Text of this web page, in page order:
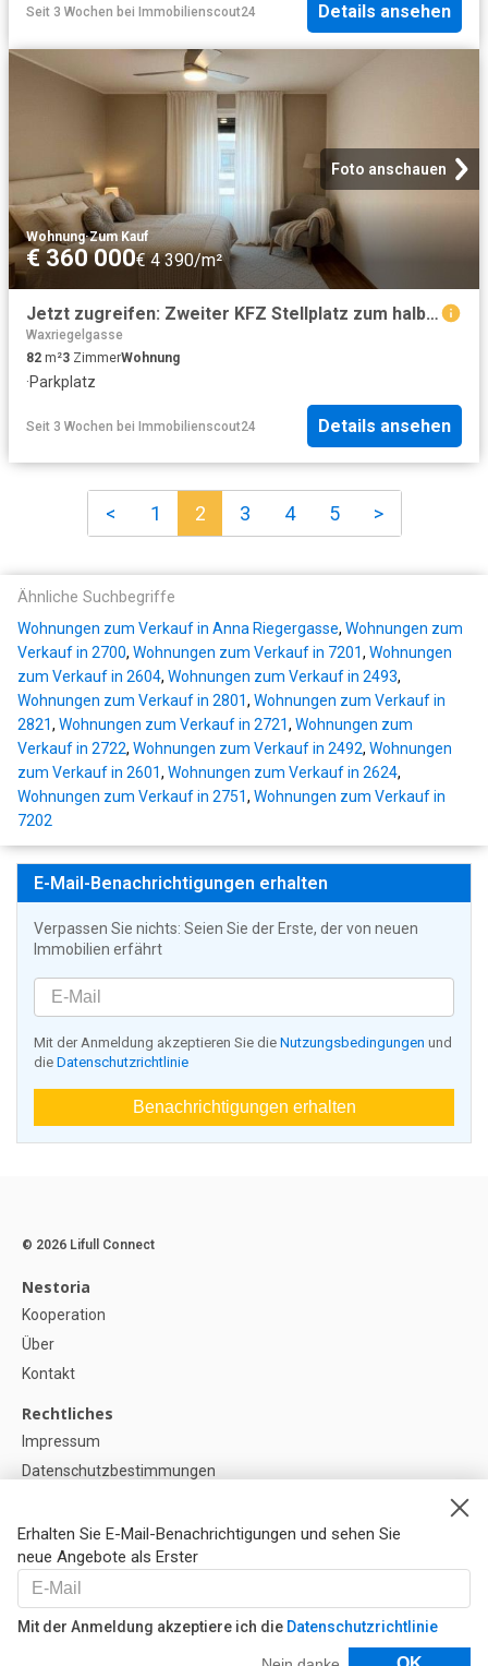
Seit 3 Wochen bei Immobilienscout24 Details ansehen
Foto anschauen
Wohnung·Zum Kauf
€ 360 000€ 4 390/m²
Jetzt zugreifen: Zweiter KFZ Stellplatz zum halben Preis!
Waxriegelgasse
82 m²3 ZimmerWohnung
·Parkplatz
Seit 3 Wochen bei Immobilienscout24 Details ansehen
< 1 2 3 4 5 >
Ähnliche Suchbegriffe
Wohnungen zum Verkauf in Anna Riegergasse, Wohnungen zum
Verkauf in 2700, Wohnungen zum Verkauf in 7201, Wohnungen
zum Verkauf in 2604, Wohnungen zum Verkauf in 2493,
Wohnungen zum Verkauf in 2801, Wohnungen zum Verkauf in
2821, Wohnungen zum Verkauf in 2721, Wohnungen zum
Verkauf in 2722, Wohnungen zum Verkauf in 2492, Wohnungen
zum Verkauf in 2601, Wohnungen zum Verkauf in 2624,
Wohnungen zum Verkauf in 2751, Wohnungen zum Verkauf in
7202
E-Mail-Benachrichtigungen erhalten
Verpassen Sie nichts: Seien Sie der Erste, der von neuen
Immobilien erfährt
Mit der Anmeldung akzeptieren Sie die Nutzungsbedingungen und
die Datenschutzrichtlinie
Benachrichtigungen erhalten
Erhalten Sie E-Mail-Benachrichtigungen und sehen Sie
neue Angebote als Erster
Mit der Anmeldung akzeptiere ich die Datenschutzrichtlinie
Filter
© 2026 Lifull Connect
Nestoria
Kooperation
Über
Kontakt
Rechtliches
Impressum
Datenschutzbestimmungen
Cookie-Einstellunge
Hilfe
FAQ
Unsere Partner